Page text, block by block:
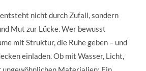
nicht durch Zufall, sondern
Mut zur Lücke. Wer bewusst
mit Struktur, die Ruhe geben – und
einladen. Ob mit Wasser, Licht,